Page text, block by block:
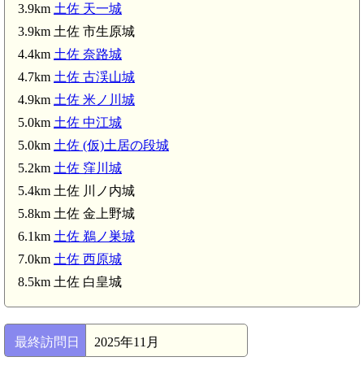
土佐 窪川城(5.2km)
3.9km 土佐 天一城
3.9km 土佐 市生原城
4.4km 土佐 奈路城
4.7km 土佐 古渓山城
4.9km 土佐 米ノ川城
5.0km 土佐 中江城
5.0km 土佐 (仮)土居の段城
5.2km 土佐 窪川城
5.4km 土佐 川ノ内城
5.8km 土佐 金上野城
6.1km 土佐 鵜ノ巣城
7.0km 土佐 西原城
8.5km 土佐 白皇城
最終訪問日 2025年11月